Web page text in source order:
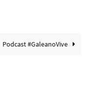
Podcast #GaleanoVive